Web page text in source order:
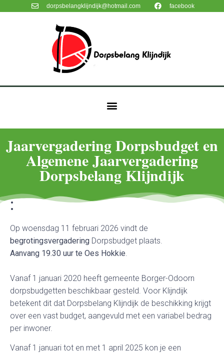
dorpsbelangklijndijk@hotmail.com facebook
Jaarvergadering Dorpsbudget en
Algemene Jaarvergadering
Dorpsbelang Klijndijk
:
Op woensdag 11 februari 2026 vindt de
begrotingsvergadering Dorpsbudget plaats.
Aanvang 19.30 uur te Oes Hokkie.
Vanaf 1 januari 2020 heeft gemeente Borger-Odoorn
dorpsbudgetten beschikbaar gesteld. Voor Klijndijk
betekent dit dat Dorpsbelang Klijndijk de beschikking krijgt
over een vast budget, aangevuld met een variabel bedrag
per inwoner.
Vanaf 1 januari tot en met 1 april 2025 kon je een